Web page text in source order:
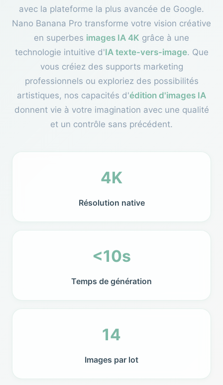
avec la plateforme la plus avancée de Google.
Nano Banana Pro transforme votre vision créative
en superbes images IA 4K grâce à une
technologie intuitive d'IA texte-vers-image. Que
vous créiez des supports marketing
professionnels ou exploriez des possibilités
artistiques, nos capacités d'édition d'images IA
donnent vie à votre imagination avec une qualité
et un contrôle sans précédent.
4K
Résolution native
<10s
Temps de génération
14
Images par lot